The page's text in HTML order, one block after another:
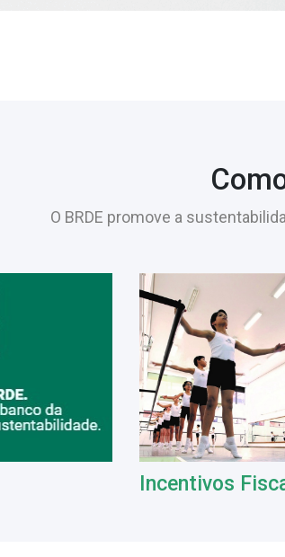
O BRDE promove a
Incentivos